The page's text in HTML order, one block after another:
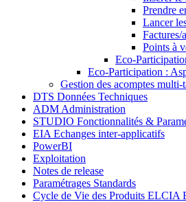
Prendre
Lancer
Factures/
Points à
Eco-
Eco-Participation :
Gestion des acomptes multi-
DTS Données Techniques
ADM Administration
STUDIO Fonctionnalités &
EIA Echanges inter-applicatifs
PowerBI
Exploitation
Notes de release
Paramétrages Standards
Cycle de Vie des Produits ELCIA